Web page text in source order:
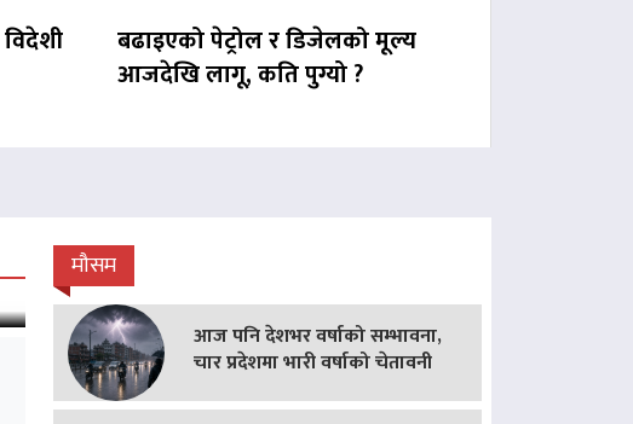
बढाइएको पेट्रोल र डिजेलको मूल्य
आजदेखि लागू, कति पुग्यो ?
मौसम
आज पनि देशभर वर्षाको सम्भावना,
चार प्रदेशमा भारी वर्षाको चेतावनी